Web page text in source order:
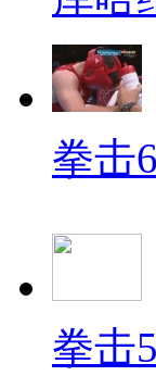
拳击
拳击